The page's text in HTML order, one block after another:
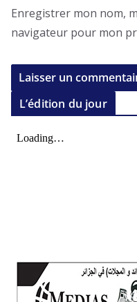
Enregistrer mon nom,
navigateur pour mon
L’édition du jour